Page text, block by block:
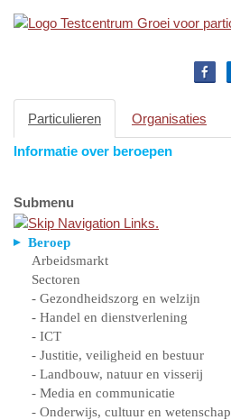
Particulieren Organisaties
Informatie over beroepen
Submenu
Beroep
Arbeidsmarkt
Sectoren
- Gezondheidszorg en welzijn
- Handel en dienstverlening
- ICT
- Justitie, veiligheid en bestuur
- Landbouw, natuur en visserij
- Media en communicatie
- Onderwijs, cultuur en wetenschap